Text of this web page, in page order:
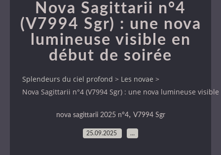
Nova Sagittarii n°4
(V7994 Sgr) : une nova
lumineuse visible en
début de soirée
Splendeurs du ciel profond > Les novae >
Nova Sagittarii n°4 (V7994 Sgr) : une nova lumineuse
nova sagittarii 2025 n°4, V7994 Sgr
25.09.2025 …